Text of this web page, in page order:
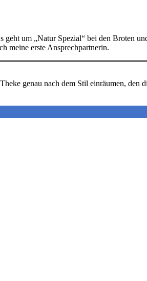
um „Natur Spezial“ bei den Broten
meine erste Ansprechpartnerin.
genau nach dem Stil einräumen, den